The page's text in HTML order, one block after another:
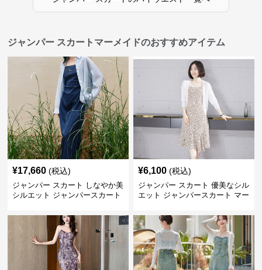
ジャンパー スカートマーメイドのおすすめアイテム
¥17,660 (税込)
ジャンパー スカート しなやか美
シルエット ジャンパースカート
¥6,100 (税込)
ジャンパー スカート 優美なシル
エット ジャンパースカート マー